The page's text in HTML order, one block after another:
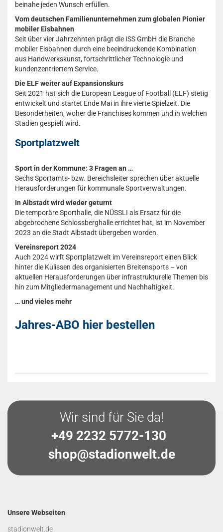
beinahe jeden Wunsch erfüllen.
Vom deutschen Familienunternehmen zum globalen Pionier
mobiler Eisbahnen
Seit über vier Jahrzehnten prägt die ISS GmbH die Branche
mobiler Eisbahnen durch eine beeindruckende Kombination
aus Handwerkskunst, fortschrittlicher Technologie und
kundenzentriertem Service.
Die ELF weiter auf Expansionskurs
Seit 2021 hat sich die European League of Football (ELF) stetig
entwickelt und startet Ende Mai in ihre vierte Spielzeit. Die
Besonderheiten, woher die Franchises kommen und in welchen
Stadien gespielt wird.
Sportplatzwelt
Sport in der Kommune: 3 Fragen an …
Sechs Sportamts- bzw. Bereichsleiter sprechen über aktuelle
Herausforderungen für kommunale Sportverwaltungen.
In Albstadt wird wieder geturnt
Die temporäre Sporthalle, die NÜSSLI als Ersatz für die
abgebrochene Schlossberghalle errichtet hat, ist im November
2023 an die Stadt Albstadt übergeben worden.
Vereinsreport 2024
Auch 2024 wirft Sportplatzwelt im Vereinsreport einen Blick
hinter die Kulissen des organisierten Breitensports – von
aktuellen Herausforderungen über infrastrukturelle Themen bis
hin zum Mitgliedermanagement und Nachhaltigkeit.
… und vieles mehr
Jahres-ABO hier bestellen
Wir sind für Sie da!
+49 2232 5772-130
shop@stadionwelt.de
Unsere Webseiten
stadionwelt.de